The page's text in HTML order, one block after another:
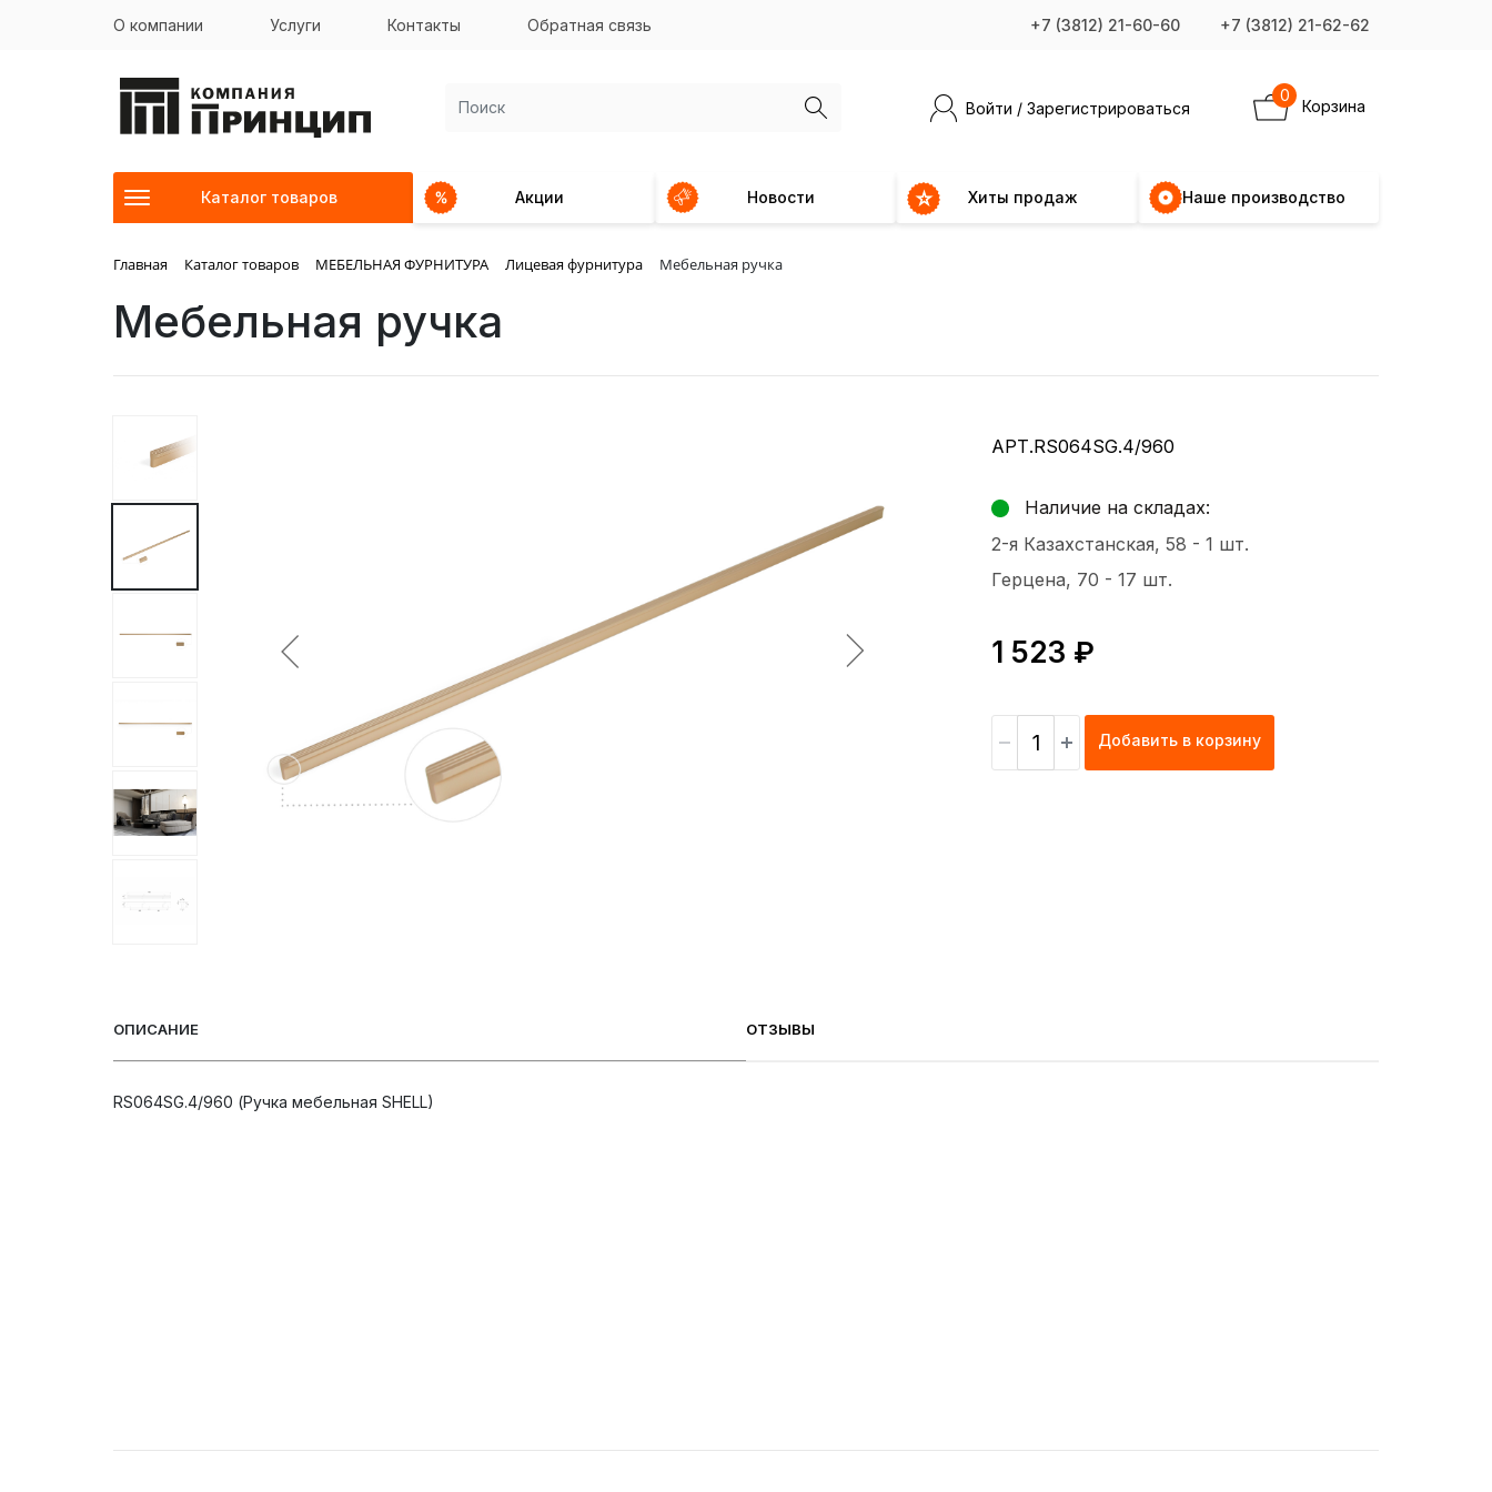
О компании Услуги Контакты Обратная связь +7 (3812) 21-60-60 +7 (3812) 21-62-62
Войти / Зарегистрироваться Корзина
0
Каталог товаров Акции Новости Хиты продаж Наше производство
Главная Каталог товаров МЕБЕЛЬНАЯ ФУРНИТУРА Лицевая фурнитура Мебельная ручка
Мебельная ручка
АРТ.RS064SG.4/960
Наличие на складах:
2-я Казахстанская, 58 - 1 шт.
Герцена, 70 - 17 шт.
1 523 ₽
Добавить в корзину
ОПИСАНИЕ ОТЗЫВЫ
RS064SG.4/960 (Ручка мебельная SHELL)